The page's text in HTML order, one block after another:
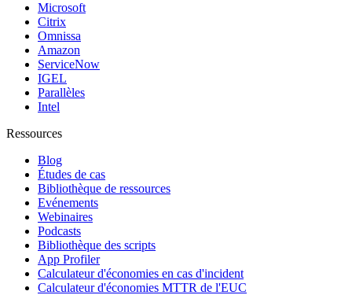
Microsoft
Citrix
Omnissa
Amazon
ServiceNow
IGEL
Parallèles
Intel
Ressources
Blog
Études de cas
Bibliothèque de ressources
Evénements
Webinaires
Podcasts
Bibliothèque des scripts
App Profiler
Calculateur d'économies en cas d'incident
Calculateur d'économies MTTR de l'EUC